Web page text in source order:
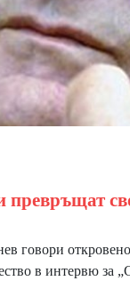
говори откровено
в интервю за